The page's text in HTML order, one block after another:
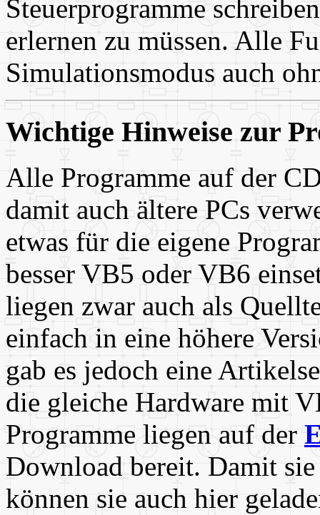
Steuerprogramme
erlernen zu müssen. Alle
Simulationsmodus auch
Wichtige Hinweise zur
Alle Programme auf der
damit auch ältere PCs
etwas für die eigene
besser VB5 oder VB6
liegen zwar auch als
einfach in eine höhere
gab es jedoch eine
die gleiche Hardware mit
Programme liegen auf der
Download bereit. Damit
können sie auch hier